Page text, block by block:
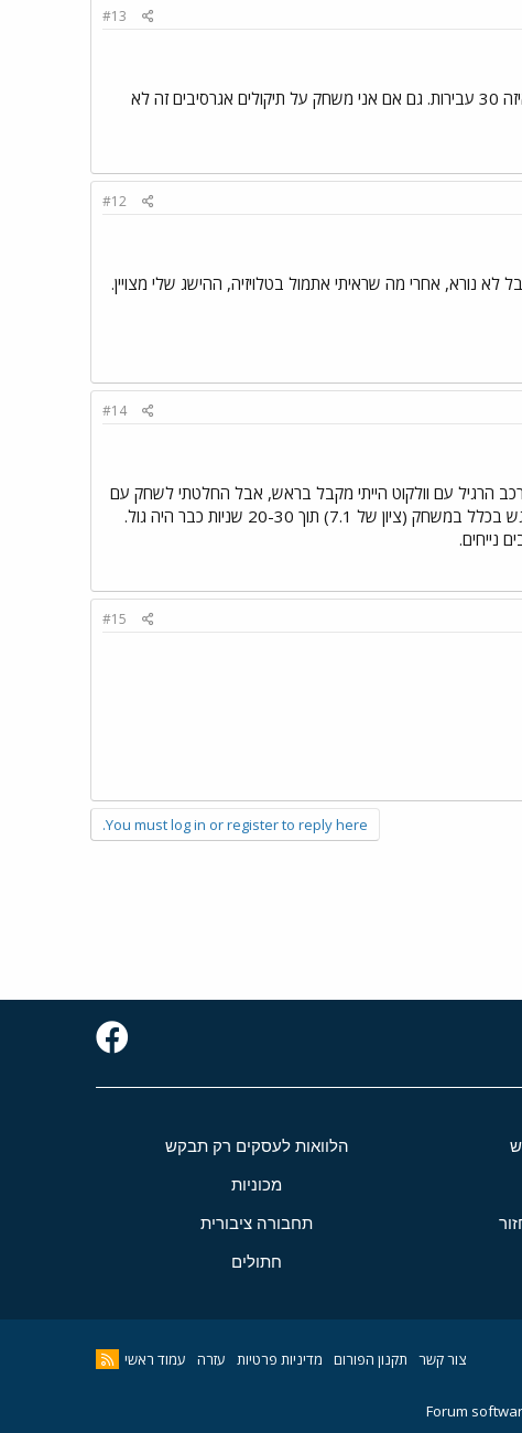
#13
גם אצלי זה ככה אני מסיים עם 10 עבירות במשחק הכי הרבה גג שבגגות והקבוצה השניה תמיד עם איזה 30 עבירות. גם אם אני משחק על תיקולים אגרסיבים זה לא
#12
נורא, אחרי מה שראיתי אתמול בטלויזיה, ההישג שלי מצויין.
#14
הרגיל עם וולקוט הייתי מקבל בראש, אבל החלטתי לשחק עם
שני מגנים בצד ימין לראשונה, סגנה יהיה מגן, ואבוה יהיה קשר ושמתי אותו mark על רונלדו. רונלדו לא הורגש בכלל במשחק (ציון של 7.1) תוך 20-30 שניות כבר היה גול.
#15
You must log in or register to reply here.
הלוואות לעסקים רק תבקש
מכוניות
תחבורה ציבורית
חתולים
צור קשר תקנון הפורום מדיניות פרטיות עזרה עמוד ראשי
Forum